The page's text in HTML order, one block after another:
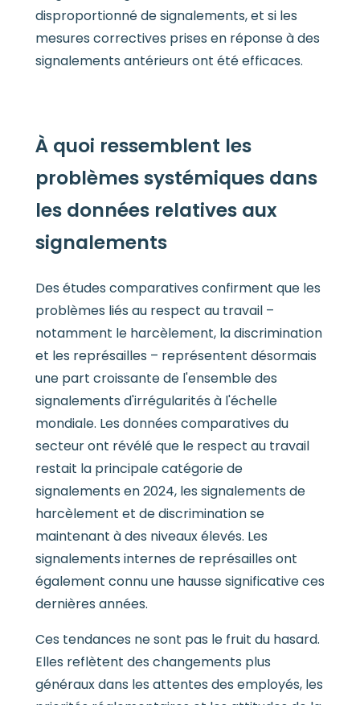
disproportionné de signalements, et si les
mesures correctives prises en réponse à des
signalements antérieurs ont été efficaces.
À quoi ressemblent les
problèmes systémiques dans
les données relatives aux
signalements
Des études comparatives confirment que les
problèmes liés au respect au travail –
notamment le harcèlement, la discrimination
et les représailles – représentent désormais
une part croissante de l'ensemble des
signalements d'irrégularités à l'échelle
mondiale. Les données comparatives du
secteur ont révélé que le respect au travail
restait la principale catégorie de
signalements en 2024, les signalements de
harcèlement et de discrimination se
maintenant à des niveaux élevés. Les
signalements internes de représailles ont
également connu une hausse significative ces
dernières années.
Ces tendances ne sont pas le fruit du hasard.
Elles reflètent des changements plus
généraux dans les attentes des employés, les